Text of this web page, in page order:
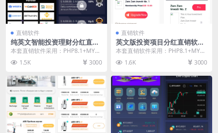
直销软件
纯英文智能投资理财分红直销
软件 直销系统 直销管理软件
本套直销软件采用：PHP8.1+MYS
QL环境，是一套纯英文智能投资理
财分红直销...
1.5K 3000
直销软件
英文版投资项目分红直销软件
直销系统 直销管理软件 直销
本套直销软件采用：PHP8.1+MYS
QL环境，是一套英文版投资项目分
红直销软件...
1.6K 3000